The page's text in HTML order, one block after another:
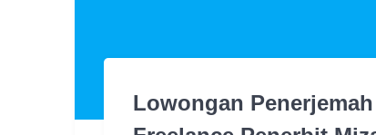
Lowongan Penerjemah